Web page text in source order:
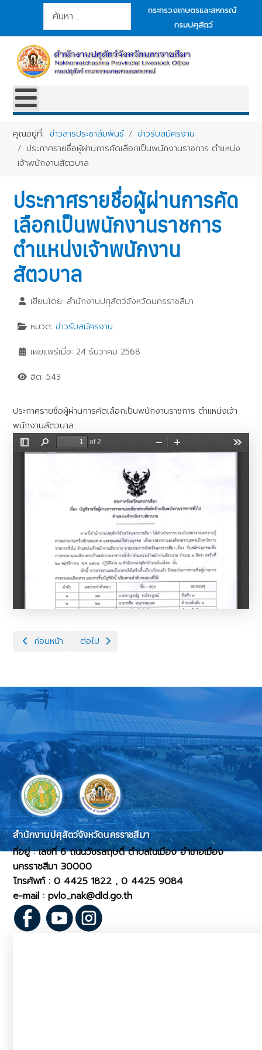
การค้นหา
กระทรวงเกษตรและสหกรณ์
กรมปศุสัตว์
คุณอยู่ที่:ข่าวสารประชาสัมพันธ์
ข่าวรับสมัครงาน
ประกาศรายชื่อผู้ผ่านการคัดเลือกเป็นพนักงานราชการ ตำแหน่ง
เจ้าพนักงานสัตวบาล
ประกาศรายชื่อผู้ผ่านการคัด
เลือกเป็นพนักงานราชการ
ตำแหน่งเจ้าพนักงาน
สัตวบาล
เขียนโดย: สำนักงานปศุสัตว์จังหวัดนครราชสีมา
หมวด: ข่าวรับสมัครงาน
เผยแพร่เมื่อ: 24 ธันวาคม 2568
ฮิต: 543
ประกาศรายชื่อผู้ผ่านการคัดเลือกเป็นพนักงานราชการ ตำแหน่งเจ้า
พนักงานสัตวบาล
เนื้อหาก่อนหน้า: รับสมัครพนักงานราชการ ตำแหน่งเจ้าหน้าที่ระบบงาน
ก่อนหน้า เนื้อหาถัดไป: ประกาศรายชื่อผู้มีสิทธิสอบคัดเลือกเป็
ต่อไป
สำนักงานปศุสัตว์จังหวัดนครราชสีมา
ที่อยู่ : เลขที่ 6 ถนนวัชรสฤษดิ์ ตำบลในเมือง อำเภอเมือง
นครราชสีมา 30000
โทรศัพท์ : 0 4425 1822 , 0 4425 9084
e-mail : pvlo_nak@dld.go.th